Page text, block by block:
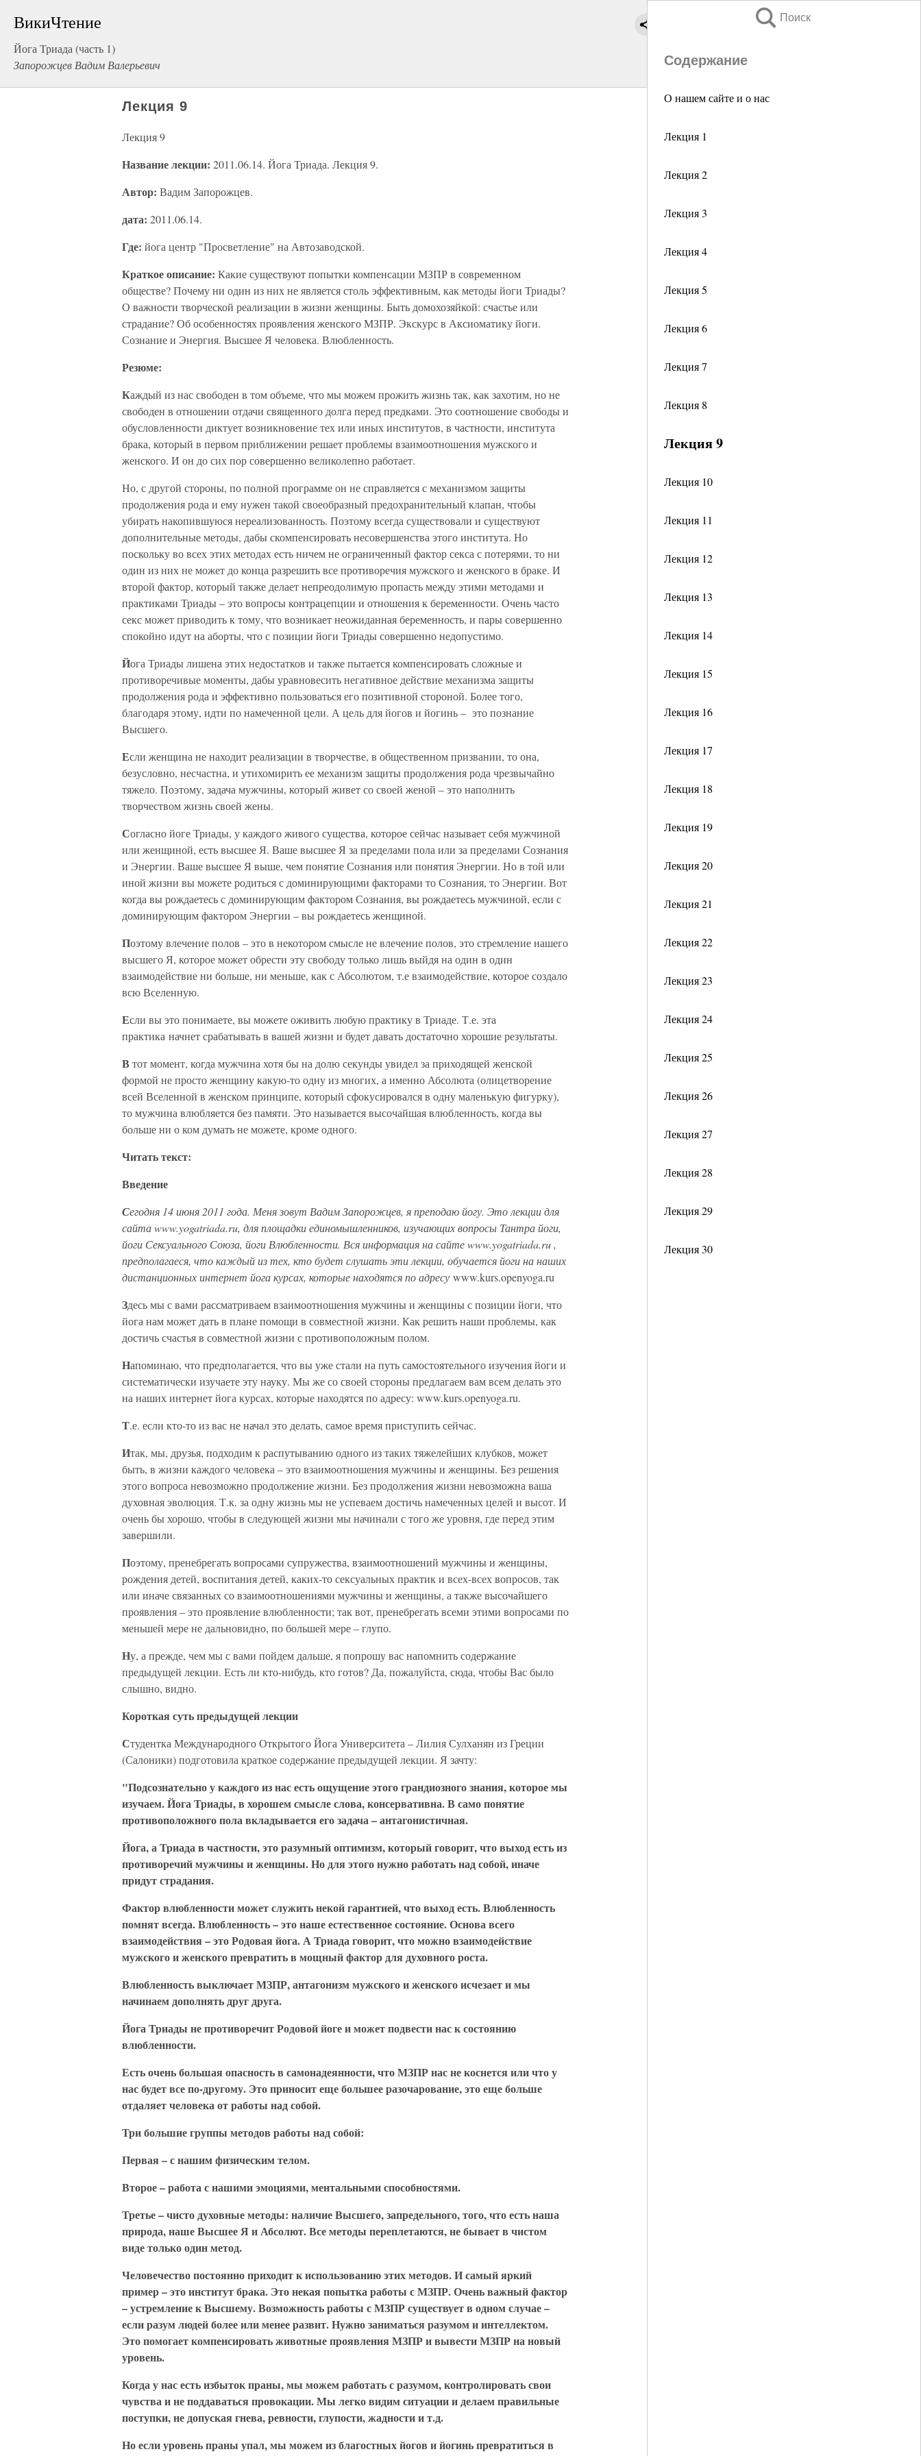
ВикиЧтение
Йога Триада (часть 1)
Запорожцев Вадим Валерьевич
Поиск
Содержание
О нашем сайте и о нас
Лекция 1
Лекция 2
Лекция 3
Лекция 4
Лекция 5
Лекция 6
Лекция 7
Лекция 8
Лекция 9
Лекция 10
Лекция 11
Лекция 12
Лекция 13
Лекция 14
Лекция 15
Лекция 16
Лекция 17
Лекция 18
Лекция 19
Лекция 20
Лекция 21
Лекция 22
Лекция 23
Лекция 24
Лекция 25
Лекция 26
Лекция 27
Лекция 28
Лекция 29
Лекция 30
Лекция 9
Лекция 9
Название лекции: 2011.06.14. Йога Триада. Лекция 9.
Автор: Вадим Запорожцев.
дата: 2011.06.14.
Где: йога центр "Просветление" на Автозаводской.
Краткое описание: Какие существуют попытки компенсации МЗПР в современном
обществе? Почему ни один из них не является столь эффективным, как методы йоги Триады?
О важности творческой реализации в жизни женщины. Быть домохозяйкой: счастье или
страдание? Об особенностях проявления женского МЗПР. Экскурс в Аксиоматику йоги.
Сознание и Энергия. Высшее Я человека. Влюбленность.
Резюме:
Каждый из нас свободен в том объеме, что мы можем прожить жизнь так, как захотим, но не
свободен в отношении отдачи священного долга перед предками. Это соотношение свободы и
обусловленности диктует возникновение тех или иных институтов, в частности, института
брака, который в первом приближении решает проблемы взаимоотношения мужского и
женского. И он до сих пор совершенно великолепно работает.
Но, с другой стороны, по полной программе он не справляется с механизмом защиты
продолжения рода и ему нужен такой своеобразный предохранительный клапан, чтобы
убирать накопившуюся нереализованность. Поэтому всегда существовали и существуют
дополнительные методы, дабы скомпенсировать несовершенства этого института. Но
поскольку во всех этих методах есть ничем не ограниченный фактор секса с потерями, то ни
один из них не может до конца разрешить все противоречия мужского и женского в браке. И
второй фактор, который также делает непреодолимую пропасть между этими методами и
практиками Триады – это вопросы контрацепции и отношения к беременности. Очень часто
секс может приводить к тому, что возникает неожиданная беременность, и пары совершенно
спокойно идут на аборты, что с позиции йоги Триады совершенно недопустимо.
Йога Триады лишена этих недостатков и также пытается компенсировать сложные и
противоречивые моменты, дабы уравновесить негативное действие механизма защиты
продолжения рода и эффективно пользоваться его позитивной стороной. Более того,
благодаря этому, идти по намеченной цели. А цель для йогов и йогинь – это познание
Высшего.
Если женщина не находит реализации в творчестве, в общественном призвании, то она,
безусловно, несчастна, и утихомирить ее механизм защиты продолжения рода чрезвычайно
тяжело. Поэтому, задача мужчины, который живет со своей женой – это наполнить
творчеством жизнь своей жены.
Согласно йоге Триады, у каждого живого существа, которое сейчас называет себя мужчиной
или женщиной, есть высшее Я. Ваше высшее Я за пределами пола или за пределами Сознания
и Энергии. Ваше высшее Я выше, чем понятие Сознания или понятия Энергии. Но в той или
иной жизни вы можете родиться с доминирующими факторами то Сознания, то Энергии. Вот
когда вы рождаетесь с доминирующим фактором Сознания, вы рождаетесь мужчиной, если с
доминирующим фактором Энергии – вы рождаетесь женщиной.
Поэтому влечение полов – это в некотором смысле не влечение полов, это стремление нашего
высшего Я, которое может обрести эту свободу только лишь выйдя на один в один
взаимодействие ни больше, ни меньше, как с Абсолютом, т.е взаимодействие, которое создало
всю Вселенную.
Если вы это понимаете, вы можете оживить любую практику в Триаде. Т.е. эта
практика начнет срабатывать в вашей жизни и будет давать достаточно хорошие результаты.
Втот момент, когда мужчина хотя бы на долю секунды увидел за приходящей женской
формой не просто женщину какую-то одну из многих, а именно Абсолюта (олицетворение
всей Вселенной в женском принципе, который сфокусировался в одну маленькую фигурку),
то мужчина влюбляется без памяти. Это называется высочайшая влюбленность, когда вы
больше ни о ком думать не можете, кроме одного.
Читать текст:
Введение
Сегодня 14 июня 2011 года. Меня зовут Вадим Запорожцев, я преподаю йогу. Это лекции для
сайтаwww.yogatriada.ru, для площадки единомышленников, изучающих вопросы Тантра йоги,
йоги Сексуального Союза, йоги Влюбленности. Вся информация на сайтеwww.yogatriada.ru ,
предполагаеся, что каждый из тех, кто будет слушать эти лекции, обучается йоги на наших
дистанционных интернет йога курсах, которые находятся по адресу www.kurs.openyoga.ru
Здесь мы с вами рассматриваем взаимоотношения мужчины и женщины с позиции йоги, что
йога нам может дать в плане помощи в совместной жизни. Как решить наши проблемы, как
достичь счастья в совместной жизни с противоположным полом.
Напоминаю, что предполагается, что вы уже стали на путь самостоятельного изучения йоги и
систематически изучаете эту науку. Мы же со своей стороны предлагаем вам всем делать это
на наших интернет йога курсах, которые находятся по адресу: www.kurs.openyoga.ru.
Т.е. если кто-то из вас не начал это делать, самое время приступить сейчас.
Итак, мы, друзья, подходим к распутыванию одного из таких тяжелейших клубков, может
быть, в жизни каждого человека – это взаимоотношения мужчины и женщины. Без решения
этого вопроса невозможно продолжение жизни. Без продолжения жизни невозможна ваша
духовная эволюция. Т.к. за одну жизнь мы не успеваем достичь намеченных целей и высот. И
очень бы хорошо, чтобы в следующей жизни мы начинали с того же уровня, где перед этим
завершили.
Поэтому, пренебрегать вопросами супружества, взаимоотношений мужчины и женщины,
рождения детей, воспитания детей, каких-то сексуальных практик и всех-всех вопросов, так
или иначе связанных со взаимоотношениями мужчины и женщины, а также высочайшего
проявления – это проявление влюбленности; так вот, пренебрегать всеми этими вопросами по
меньшей мере не дальновидно, по большей мере – глупо.
Ну, а прежде, чем мы с вами пойдем дальше, я попрошу вас напомнить содержание
предыдущей лекции. Есть ли кто-нибудь, кто готов? Да, пожалуйста, сюда, чтобы Вас было
слышно, видно.
Короткая суть предыдущей лекции
Студентка Международного Открытого Йога Университета – Лилия Сулханян из Греции
(Салоники) подготовила краткое содержание предыдущей лекции. Я зачту:
"Подсознательно у каждого из нас есть ощущение этого грандиозного знания, которое мы
изучаем. Йога Триады, в хорошем смысле слова, консервативна. В само понятие
противоположного пола вкладывается его задача – антагонистичная.
Йога, а Триада в частности, это разумный оптимизм, который говорит, что выход есть из
противоречий мужчины и женщины. Но для этого нужно работать над собой, иначе
придут страдания.
Фактор влюбленности может служить некой гарантией, что выход есть. Влюбленность
помнят всегда. Влюбленность – это наше естественное состояние. Основа всего
взаимодействия – это Родовая йога. А Триада говорит, что можно взаимодействие
мужского и женского превратить в мощный фактор для духовного роста.
Влюбленность выключает МЗПР, антагонизм мужского и женского исчезает и мы
начинаем дополнять друг друга.
Йога Триады не противоречит Родовой йоге и может подвести нас к состоянию
влюбленности.
Есть очень большая опасность в самонадеянности, что МЗПР нас не коснется или что у
нас будет все по-другому. Это приносит еще большее разочарование, это еще больше
отдаляет человека от работы над собой.
Три большие группы методов работы над собой:
Первая – с нашим физическим телом.
Второе – работа с нашими эмоциями, ментальными способностями.
Третье – чисто духовные методы: наличие Высшего, запредельного, того, что есть наша
природа, наше Высшее Я и Абсолют. Все методы переплетаются, не бывает в чистом
виде только один метод.
Человечество постоянно приходит к использованию этих методов. И самый яркий
пример – это институт брака. Это некая попытка работы с МЗПР. Очень важный фактор
– устремление к Высшему. Возможность работы с МЗПР существует в одном случае –
если разум людей более или менее развит. Нужно заниматься разумом и интеллектом.
Это помогает компенсировать животные проявления МЗПР и вывести МЗПР на новый
уровень.
Когда у нас есть избыток праны, мы можем работать с разумом, контролировать свои
чувства и не поддаваться провокации. Мы легко видим ситуации и делаем правильные
поступки, не допуская гнева, ревности, глупости, жадности и т.д.
Но если уровень праны упал, мы можем из благостных йогов и йогинь превратиться в